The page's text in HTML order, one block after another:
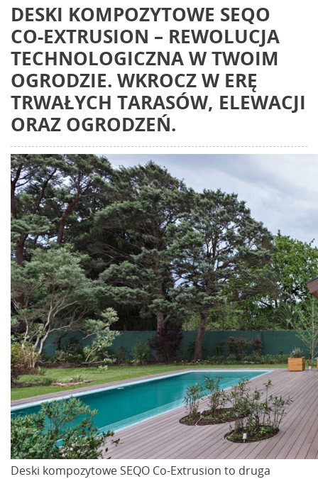
DESKI KOMPOZYTOWE SEQO
CO-EXTRUSION – REWOLUCJA
TECHNOLOGICZNA W TWOIM
OGRODZIE. WKROCZ W ERĘ
TRWAŁYCH TARASÓW, ELEWACJI
ORAZ OGRODZEŃ.
Deski kompozytowe SEQO Co-Extrusion to druga